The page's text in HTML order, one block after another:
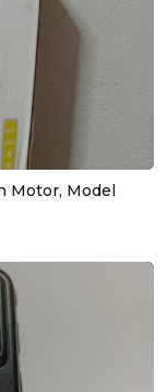
Motor, Model